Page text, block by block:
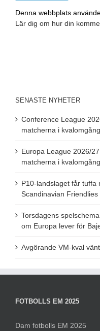
Denna webbplats
Lär dig om hur din
SENASTE NYHETER
Conference League
matcherna i
Europa League 2026/
matcherna i
P10-landslaget får tuffa
Scandinavian Friendlies
Torsdagens
om Europa lever för
Avgörande VM-kval
FOTBOLLS EM 2025
Dam fotbolls EM 2025